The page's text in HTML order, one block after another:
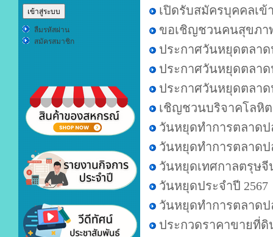
ลืมรหัสผ่าน
สมัครสมาชิก
เปิดรับสมัครบุคคลเข้
ขอเชิญชวนคนสุขภา
ประกาศวันหยุดตลาด
ประกาศวันหยุดตลาด
ประกาศวันหยุดตลาด
เชิญชวนบริจาคโลหิ
วันหยุดทำการตลาด
วันหยุดทำการตลาด
วันหยุดเทศกาลตรุษจี
วันหยุดประจำปี 2567
วันหยุดทำการตลาดป
ประกวดราคาขายที่